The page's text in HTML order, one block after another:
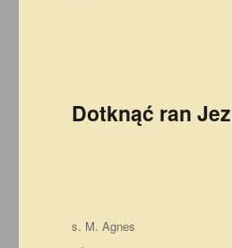
Dotknąć ran
Autor
s. M. Agnes